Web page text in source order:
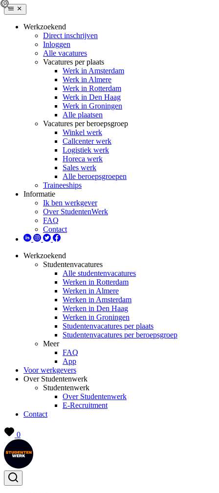
Werkzoekend
Direct inschrijven
Inloggen
Alle vacatures
Vacatures per plaats
Werk in Amsterdam
Werk in Almere
Werk in Rotterdam
Werk in Den Haag
Werk in Groningen
Alle plaatsen
Vacatures per beroepsgroep
Winkel werk
Callcenter werk
Logistiek werk
Horeca werk
Sales werk
Alle beroepsgroepen
Traineeships
Informatie
Ik ben werkgever
Over StudentenWerk
FAQ
Contact
Werkzoekend
Studentenvacatures
Alle studentenvacatures
Werken in Rotterdam
Werken in Almere
Werken in Amsterdam
Werken in Den Haag
Werken in Groningen
Studentenvacatures per plaats
Studentenvacatures per beroepsgroep
Meer
FAQ
App
Voor werkgevers
Over Studentenwerk
Studentenwerk
Over Studentenwerk
E-Recruitment
Contact
0